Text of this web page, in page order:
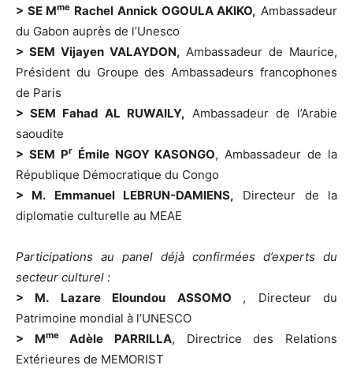
> SE Mme Rachel Annick OGOULA AKIKO, Ambassadeur
du Gabon auprès de l’Unesco
> SEM Vijayen VALAYDON, Ambassadeur de Maurice,
Président du Groupe des Ambassadeurs francophones
de Paris
> SEM Fahad AL RUWAILY, Ambassadeur de l’Arabie
saoudite
> SEM PrÉmile NGOY KASONGO, Ambassadeur de la
République Démocratique du Congo
> M. Emmanuel LEBRUN-DAMIENS, Directeur de la
diplomatie culturelle au MEAE
Participations au panel déjà confirmées d’experts du
secteur culturel :
> M. Lazare Eloundou ASSOMO , Directeur du
Patrimoine mondial à l’UNESCO
> MmeAdèle PARRILLA, Directrice des Relations
Extérieures de MEMORIST